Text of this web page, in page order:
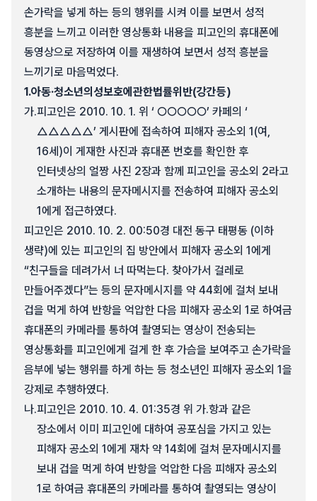
손가락을 넣게 하는 등의 행위를 시켜 이를 보면서 성적
흥분을 느끼고 이러한 영상통화 내용을 피고인의 휴대폰에
동영상으로 저장하여 이를 재생하여 보면서 성적 흥분을
느끼기로 마음먹었다.
1.아동·청소년의성보호에관한법률위반(강간등)
가.피고인은 2010. 10. 1. 위 ‘ ○○○○○’ 카페의 ‘
△△△△△’ 게시판에 접속하여 피해자 공소외 1(여,
16세)이 게재한 사진과 휴대폰 번호를 확인한 후
인터넷상의 얼짱 사진 2장과 함께 피고인을 공소외 2라고
소개하는 내용의 문자메시지를 전송하여 피해자 공소외
1에게 접근하였다.
피고인은 2010. 10. 2. 00:50경 대전 동구 태평동 (이하
생략)에 있는 피고인의 집 방안에서 피해자 공소외 1에게
“친구들을 데려가서 너 따먹는다. 찾아가서 걸레로
만들어주겠다”는 등의 문자메시지를 약 44회에 걸쳐 보내
겁을 먹게 하여 반항을 억압한 다음 피해자 공소외 1로 하여금
휴대폰의 카메라를 통하여 촬영되는 영상이 전송되는
영상통화를 피고인에게 걸게 한 후 가슴을 보여주고 손가락을
음부에 넣는 행위를 하게 하는 등 청소년인 피해자 공소외 1을
강제로 추행하였다.
나.피고인은 2010. 10. 4. 01:35경 위 가.항과 같은
장소에서 이미 피고인에 대하여 공포심을 가지고 있는
피해자 공소외 1에게 재차 약 14회에 걸쳐 문자메시지를
보내 겁을 먹게 하여 반항을 억압한 다음 피해자 공소외
1로 하여금 휴대폰의 카메라를 통하여 촬영되는 영상이